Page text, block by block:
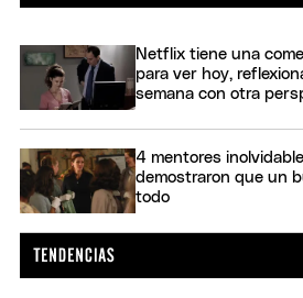
Netflix tiene una
para ver hoy,
semana con otra
4 mentores
demostraron que un
todo